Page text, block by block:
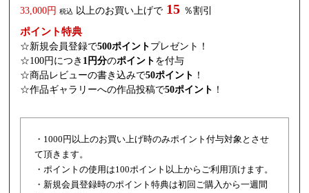
33,000円 税込 以上のお買い上げで 15 ％割引
ポイント特典
☆新規会員登録で500ポイント プレゼント！
☆100円につき 1円分のポイント を付与
☆商品レビューの書き込みで50ポイント ！
☆作品ギャラリーへの作品投稿で50ポイント ！
・1000円以上のお買い上げ時のみポイント付与対象とさせ
て頂きます。
・ポイントの使用は100ポイント以上からご利用頂けます。
・新規会員登録時のポイント特典は初回ご購入から一週間